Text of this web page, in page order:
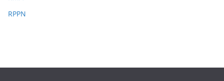
RPPN